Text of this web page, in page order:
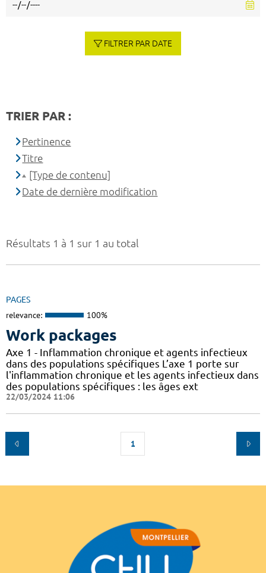
Résultats 1 à 1 sur 1 au total
PAGES
relevance: 100%
Work packages
Axe 1 - Inflammation chronique et agents infectieux
dans des populations spécifiques L’axe 1 porte sur
l'inflammation chronique et les agents infectieux dans
des populations spécifiques : les âges ext
22/03/2024 11:06
1
FILTRER PAR DATE
TRIER PAR :
Pertinence
Titre
[Type de contenu]
Date de dernière modification